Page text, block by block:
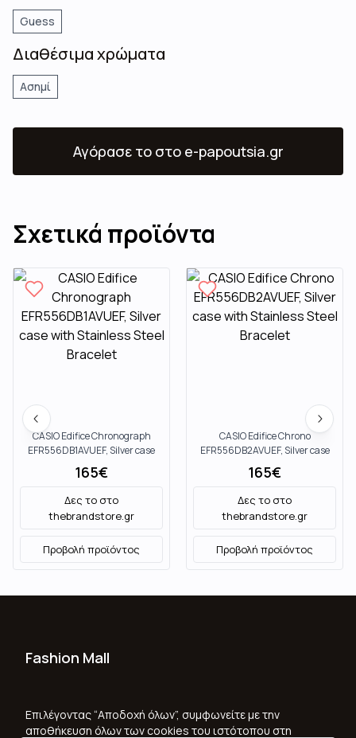
Επιλέγοντας “Αποδοχή όλων”, συμφωνείτε με την
αποθήκευση όλων των cookies του ιστότοπου στη
Guess
Διαθέσιμα χρώματα
Ασημί
Αγόρασε το στο e-papoutsia.gr
Σχετικά προϊόντα
CASIO Edifice Chronograph
EFR556DB1AVUEF, Silver case
with Stainless Steel Bracelet
165€
Δες το στο
thebrandstore.gr
Προβολή προϊόντος
CASIO Edifice Chrono
EFR556DB2AVUEF, Silver case
with Stainless Steel Bracelet
165€
Δες το στο
thebrandstore.gr
Προβολή προϊόντος
Fashion Mall
Όροι Χρήσης & Προϋποθέσεις